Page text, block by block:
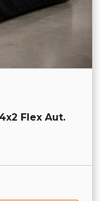
Flex Aut.